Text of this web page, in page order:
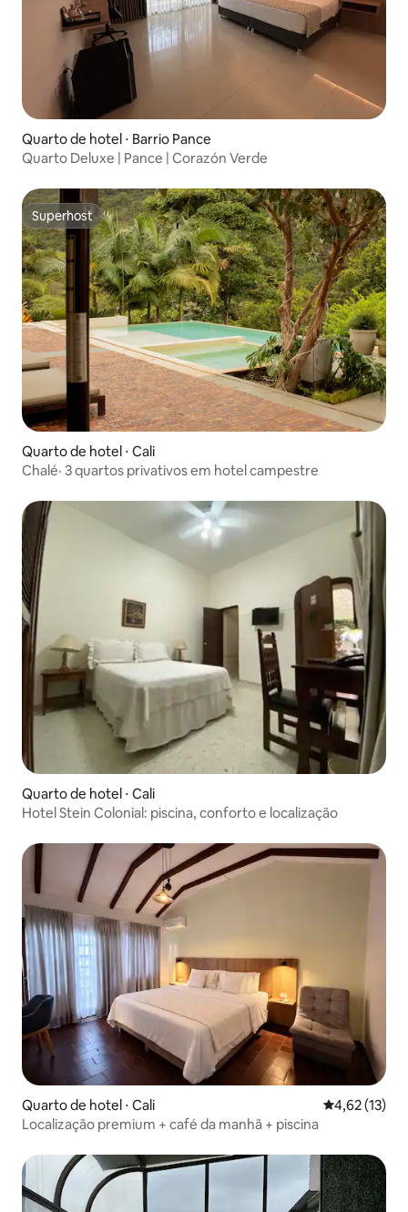
Quarto de hotel ⋅ Barrio Pance
Quarto Deluxe | Pance | Corazón Verde
Superhost
Superhost
Quarto de hotel ⋅ Cali
Chalé· 3 quartos privativos em hotel campestre
Quarto de hotel ⋅ Cali
Hotel Stein Colonial: piscina, conforto e localização
Quarto de hotel ⋅ Cali 4,62 de uma
4,62 (13)
Localização premium + café da manhã + piscina